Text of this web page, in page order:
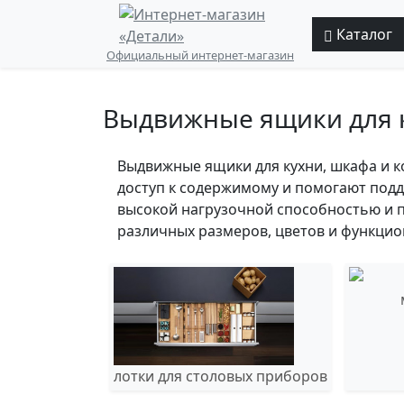
Официальный интернет-магазин
Каталог
Выдвижные ящики для
Выдвижные ящики для кухни, шкафа и
доступ к содержимому и помогают
высокой нагрузочной способностью
различных размеров, цветов и
лотки для столовых приборов